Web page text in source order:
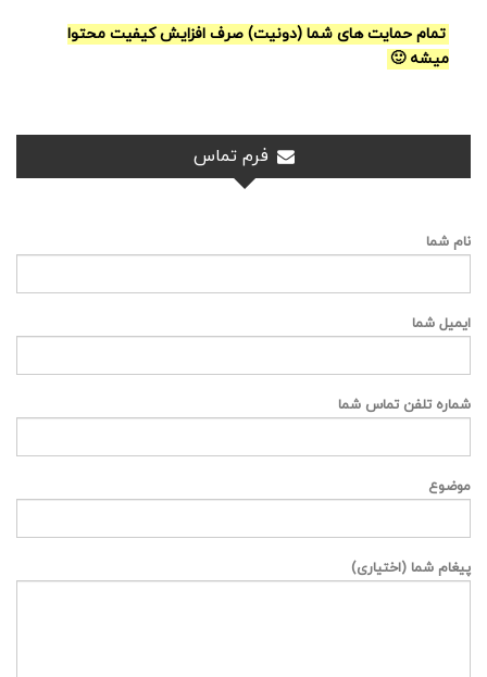
تمام حمایت های شما (دونیت) صرف افزایش کیفیت محتوا
میشه 🙂
فرم تماس
نام شما
ایمیل شما
شماره تلفن تماس شما
موضوع
پیغام شما (اختیاری)